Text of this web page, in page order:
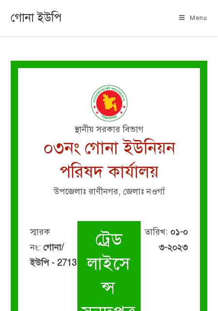
গোনা ইউপি Menu
স্থানীয় সরকার বিভাগ
০৩নং গোনা ইউনিয়ন
পরিষদ কার্যালয়
উপজেলাঃ রাণীনগর, জেলাঃ নওগাঁ
স্মারক
নং:গোনা/
ইউপি - 2713
ট্রেড
লাইসে
ন্স
তারিখ: ০১-০
৩-২০২৩